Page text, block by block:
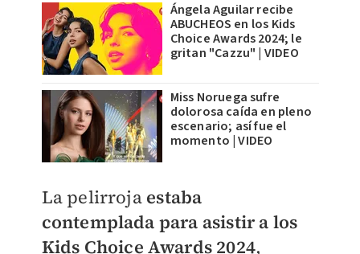
Ángela Aguilar recibe
ABUCHEOS en los Kids
Choice Awards 2024; le
gritan "Cazzu" | VIDEO
Miss Noruega sufre
dolorosa caída en pleno
escenario; así fue el
momento | VIDEO
La pelirrojaestaba
contemplada para asistir a los
Kids Choice Awards 2024,